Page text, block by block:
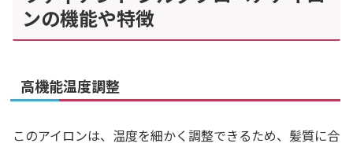
ンの機能や特徴
高機能温度調整
このアイロンは、温度を細かく調整できるため、髪質に合